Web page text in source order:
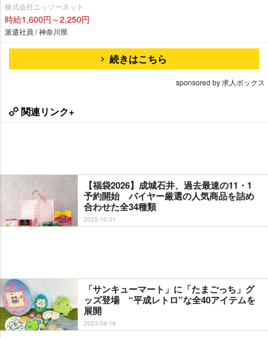
株式会社ニッソーネット
時給1,600円～2,250円
派遣社員 / 神奈川県
続きはこちら
sponsored by 求人ボックス
関連リンク+
【福袋2026】成城石井、過去最速の11・1
予約開始 バイヤー厳選の人気商品を詰め
合わせた全34種類
2025-10-31
「サンキューマート」に「たまごっち」グ
ッズ登場 “平成レトロ”な全40アイテムを
展開
2023-06-16